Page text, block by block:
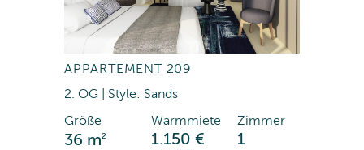
APPARTEMENT 209
2. OG | Style: Sands
Größe
36 m2
Warmmiete
1.150 €
Zimmer
1